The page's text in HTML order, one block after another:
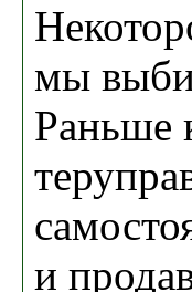
мы
Раньше
и